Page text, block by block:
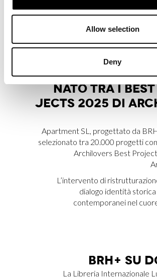
Allow selection
Deny
panorama architettonico
APART­MENT SL
NA­TO TRA I
JEC­TS 2025 DI
Apartment SL, progettato da
selezionato tra 20.000 progetti
Archilovers Best
L’intervento di
dialogo identità storica
contemporanei nel
BRH+ SU
La Libreria Internazionale